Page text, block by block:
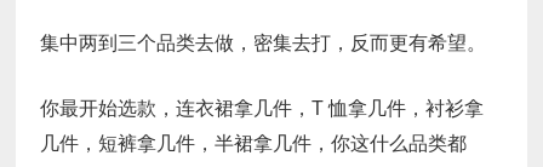
集中两到三个品类去做，密集去打，反而更有希望。
你最开始选款，连衣裙拿几件，T 恤拿几件，衬衫拿
几件，短裤拿几件，半裙拿几件，你这什么品类都